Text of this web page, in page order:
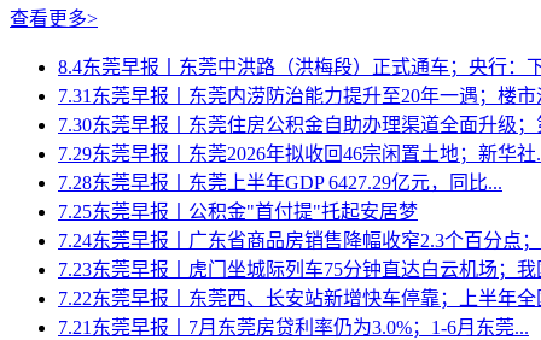
查看更多>
8.4东莞早报丨东莞中洪路（洪梅段）正式通车；央行：
7.31东莞早报丨东莞内涝防治能力提升至20年一遇；楼市
7.30东莞早报丨东莞住房公积金自助办理渠道全面升级；
7.29东莞早报丨东莞2026年拟收回46宗闲置土地；新华社
7.28东莞早报丨东莞上半年GDP 6427.29亿元，同比...
7.25东莞早报丨公积金"首付提"托起安居梦
7.24东莞早报丨广东省商品房销售降幅收窄2.3个百分点
7.23东莞早报丨虎门坐城际列车75分钟直达白云机场；我
7.22东莞早报丨东莞西、长安站新增快车停靠；上半年全
7.21东莞早报丨7月东莞房贷利率仍为3.0%；1-6月东莞...